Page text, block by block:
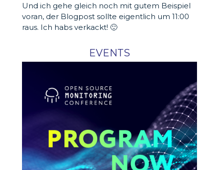
Und ich gehe gleich noch mit gutem Beispiel
voran, der Blogpost sollte eigentlich um 11:00
raus. Ich habs verkackt! 🙂
EVENTS